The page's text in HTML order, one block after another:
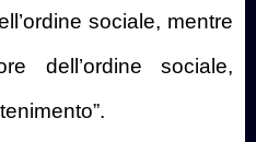
sociale, mentre
dell’ordine sociale,